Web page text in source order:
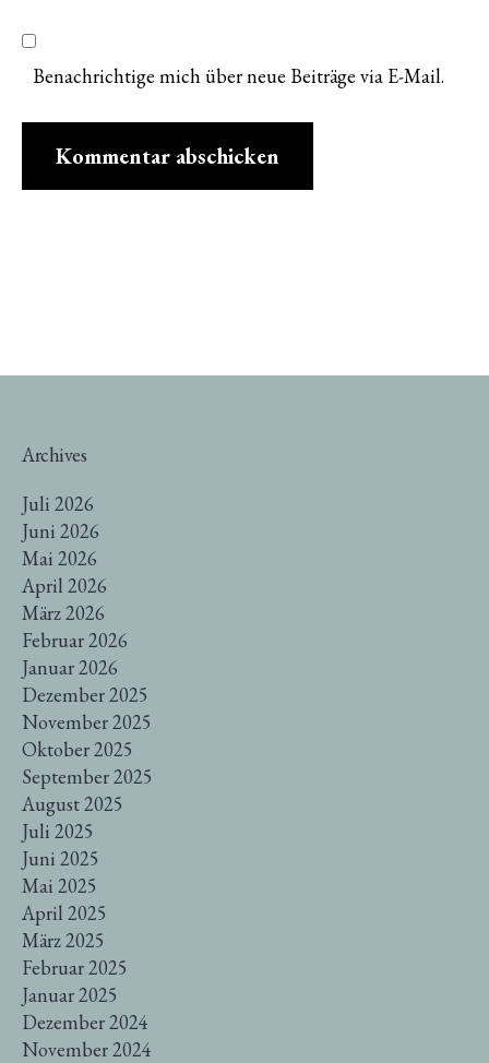
Benachrichtige mich über neue Beiträge via E-Mail.
Archives
Juli 2026
Juni 2026
Mai 2026
April 2026
März 2026
Februar 2026
Januar 2026
Dezember 2025
November 2025
Oktober 2025
September 2025
August 2025
Juli 2025
Juni 2025
Mai 2025
April 2025
März 2025
Februar 2025
Januar 2025
Dezember 2024
November 2024